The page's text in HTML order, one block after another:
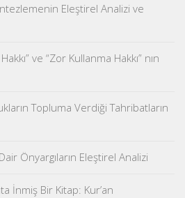
Eleştirel Analizi ve
ve “Zor Kullanma Hakkı” nın
Topluma Verdiği Tahribatların
Önyargıların Eleştirel Analizi
İnmiş Bir Kitap: Kur’an